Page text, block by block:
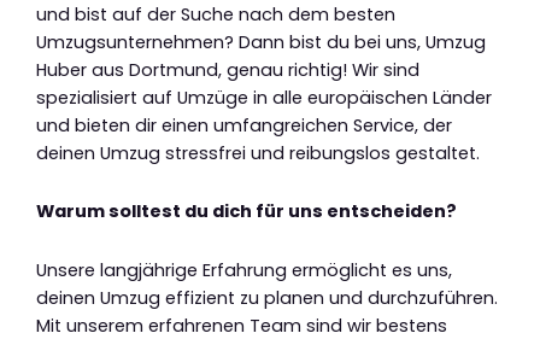
und bist auf der Suche nach dem besten
Umzugsunternehmen? Dann bist du bei uns, Umzug
Huber aus Dortmund, genau richtig! Wir sind
spezialisiert auf Umzüge in alle europäischen Länder
und bieten dir einen umfangreichen Service, der
deinen Umzug stressfrei und reibungslos gestaltet.
Warum solltest du dich für uns entscheiden?
Unsere langjährige Erfahrung ermöglicht es uns,
deinen Umzug effizient zu planen und durchzuführen.
Mit unserem erfahrenen Team sind wir bestens